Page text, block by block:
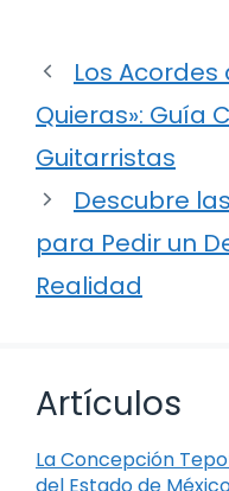
Los Acordes
Quieras»: Guía
Guitarristas
Descubre
para Pedir un
Realidad
Artículos
La Concepción
del Estado de